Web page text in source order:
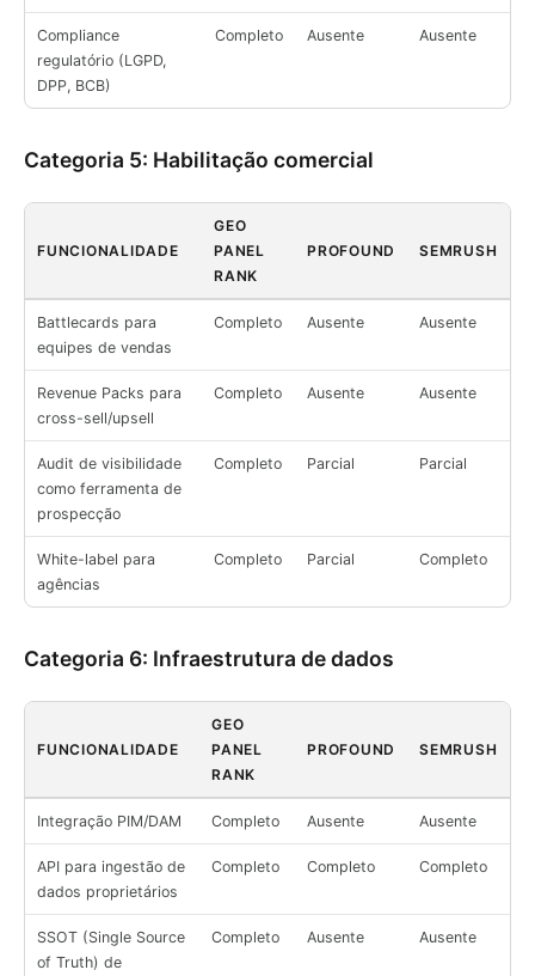
Compliance
regulatório (LGPD,
DPP, BCB)
Completo Ausente Ausente
Categoria 5: Habilitação comercial
FUNCIONALIDADE
GEO
PANEL
RANK
PROFOUND SEMRUSH
Battlecards para
equipes de vendas
Completo Ausente Ausente
Revenue Packs para
cross-sell/upsell
Completo Ausente Ausente
Audit de visibilidade
como ferramenta de
prospecção
Completo Parcial Parcial
White-label para
agências
Completo Parcial Completo
Categoria 6: Infraestrutura de dados
FUNCIONALIDADE
GEO
PANEL
RANK
PROFOUND SEMRUSH
Integração PIM/DAM Completo Ausente Ausente
API para ingestão de
dados proprietários
Completo Completo Completo
SSOT (Single Source
of Truth) de
Completo Ausente Ausente